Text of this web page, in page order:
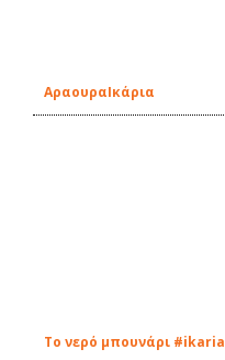
ΑραουραIκάρια
Tο νερό μπουνάρι #ikaria